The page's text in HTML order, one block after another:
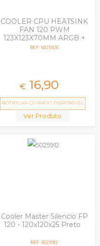
COOLER CPU HEATSINK
FAN 120 PWM
123X123X70MM ARGB +
AUTO RGB
REF: 5025926
€ 16,90
NOTIFICAR QUANDO DISPONÍVEL
Ver Produto
Cooler Master Silencio FP
120 - 120x120x25 Preto
REF: 5025912